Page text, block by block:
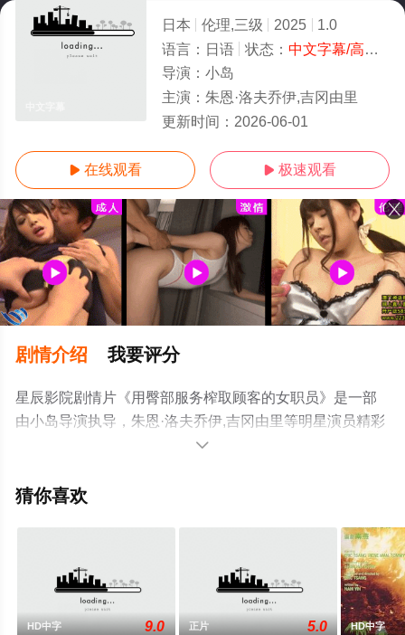
日本 伦理,三级 2025
1.0
语言： 日语 状态： 中文字幕/高清
导演： 小岛
主演： 朱恩·洛夫乔伊,吉冈由里
更新时间： 2026-06-01
 在线观看  极速观看
剧情介绍 我要评分
星辰影院剧情片《用臀部服务榨取顾客的女职员》是一部
由小岛导演执导，朱恩·洛夫乔伊,吉冈由里等明星演员精彩
演绎的日本电影，手机免费观看高清未删减完整版电影大
视猫或剧情网等平台了解。

猜你喜欢
HD中字 9.0 正片 5.0 HD中字